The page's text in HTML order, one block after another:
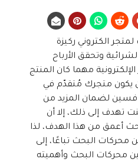
الكتروني ركيزة
وتحقق الأرباح
مهما كان المنتج
يكون متجرك مُتقدّم في
لضمان المزيد من
تهدف إلى ذلك، إلا أن
أعمق من هذا الهدف، لذا
البحث تباعًا، إلى
محركات البحث وأهميته